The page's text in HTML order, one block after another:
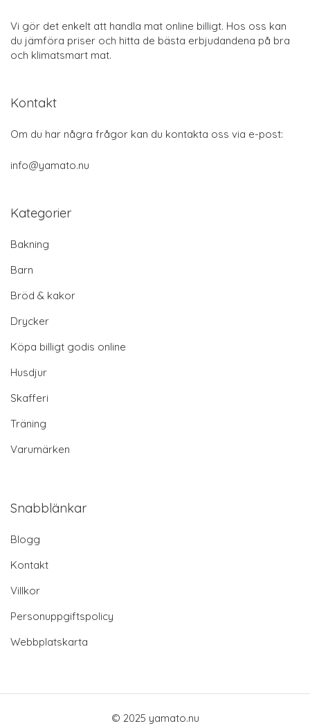
Vi gör det enkelt att handla mat online billigt. Hos oss kan
du jämföra priser och hitta de bästa erbjudandena på bra
och klimatsmart mat.
Kontakt
Om du har några frågor kan du kontakta oss via e-post:
info@yamato.nu
Kategorier
Bakning
Barn
Bröd & kakor
Drycker
Köpa billigt godis online
Husdjur
Skafferi
Träning
Varumärken
Snabblänkar
Blogg
Kontakt
Villkor
Personuppgiftspolicy
Webbplatskarta
© 2025 yamato.nu